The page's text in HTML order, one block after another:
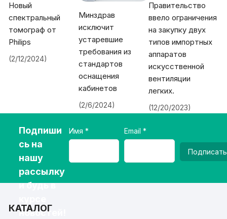
Новый
спектральный
томограф от
Philips
(2/12/2024)
Минздрав
исключит
устаревшие
требования из
стандартов
оснащения
кабинетов
(2/6/2024)
Правительство
ввело ограничения
на закупку двух
типов импортных
аппаратов
искусственной
вентиляции
легких.
(12/20/2023)
Подпиши
сь на
нашу
рассылку
и будь в
новостей!
Имя Email
КАТАЛОГ